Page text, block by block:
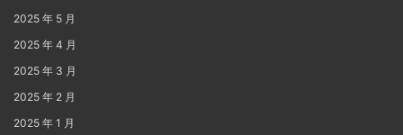
2025 年 5 月
2025 年 4 月
2025 年 3 月
2025 年 2 月
2025 年 1 月